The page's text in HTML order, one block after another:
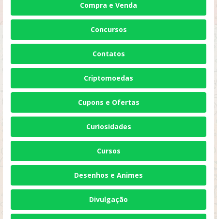
Compra e Venda
Concursos
Contatos
Criptomoedas
Cupons e Ofertas
Curiosidades
Cursos
Desenhos e Animes
Divulgação